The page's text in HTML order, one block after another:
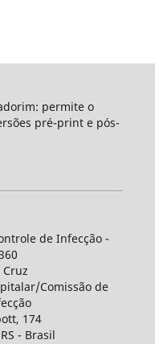
permite o
pré-print e pós-
de Infecção -
Comissão de
174
- Brasil